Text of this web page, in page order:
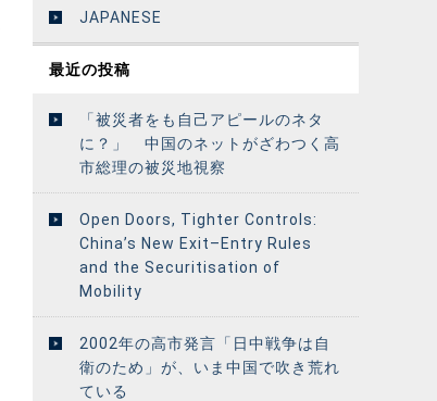
JAPANESE
最近の投稿
「被災者をも自己アピールのネタ
に？」 中国のネットがざわつく高
市総理の被災地視察
Open Doors, Tighter Controls:
China’s New Exit–Entry Rules
and the Securitisation of
Mobility
2002年の高市発言「日中戦争は自
衛のため」が、いま中国で吹き荒れ
ている